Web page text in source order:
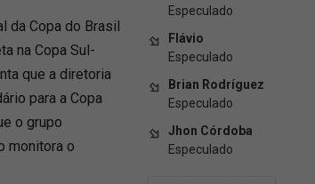
da Copa do Brasil
na Copa Sul-
que a diretoria
para a Copa
o grupo
monitora o
Especulado
Flávio
Especulado
Brian Rodríguez
Especulado
Jhon Córdoba
Especulado